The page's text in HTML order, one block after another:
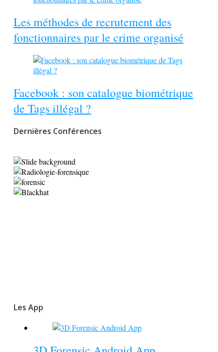
Les méthodes de recrutement des
fonctionnaires par le crime organisé
Facebook : son catalogue biométrique
de Tags illégal ?
Dernières Conférences
Les App